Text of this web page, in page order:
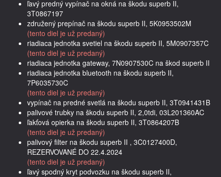
ľavý predný vypínač na okná na škodu superb II,
3T0867197
združený prepínač na škodu superb II, 5K0953502M
(tento diel je už predaný)
riadiaca jednotka svetiel na škodu superb II, 5M0907357C
(tento diel je už predaný)
riadiaca jednotka gateway, 7N0907530C na škod superb II
riadiaca jednotka bluetooth na škodu superb II,
7P6035730C
(tento diel je už predaný)
vypínač na predné svetlá na škodu superb II, 3T0941431B
palivové trubky na škodu superb II, 2,0tdi, 03L201360AC
ľakťová opierka na škodu superb II, 3T0864207B
(tento diel je už predaný)
palivový filter na škodu superb II , 3C0127400D,
REZERVOVANÉ DO 22.4.2024
(tento diel je už predaný)
ľavý spodný kryt podvozku na škodu superb II,